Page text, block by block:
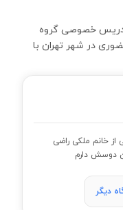
دقیقه ای تدریس خصوصی گروه
در شهر تهران با
خانم ملکی راضی
دوسش دارم